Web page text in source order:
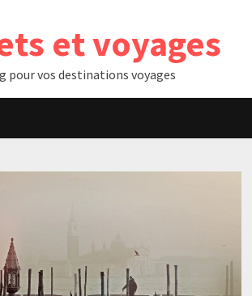
et voyages
pour vos destinations voyages